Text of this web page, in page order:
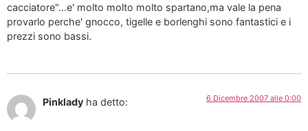
cacciatore"…e' molto molto molto spartano,ma vale la pena
provarlo perche' gnocco, tigelle e borlenghi sono fantastici e i
prezzi sono bassi.
Pinklady ha detto: 6 Dicembre 2007 alle 0:00